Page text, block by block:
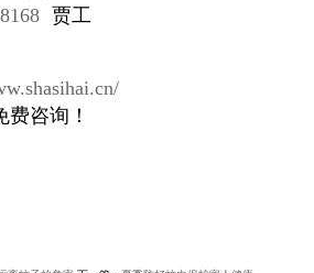
贾工
咨询！